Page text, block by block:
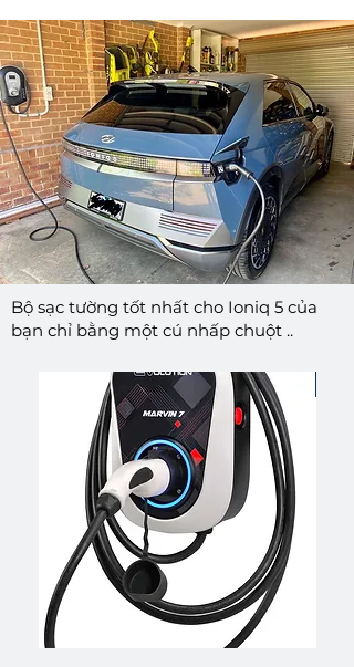
Bộ sạc tường tốt nhất cho Ioniq 5 của
bạn chỉ bằng một cú nhấp chuột ..